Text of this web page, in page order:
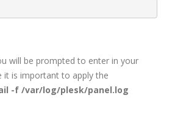
will be prompted to enter in your
it is important to apply the
-f /var/log/plesk/panel.log